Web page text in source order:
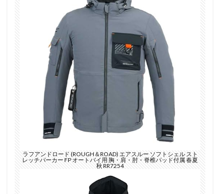
ラフアンドロード (ROUGH＆ROAD) エアスルー ソフトシェル スト
レッチパーカー FP オートバイ用 胸・肩・肘・脊椎パッド付属 春夏
秋 RR7254